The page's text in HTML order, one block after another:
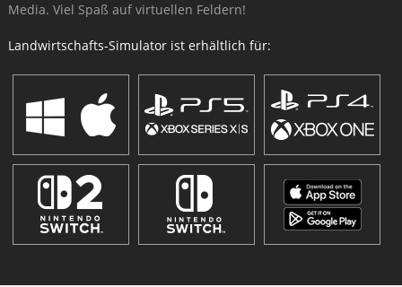
Media. Viel Spaß auf virtuellen Feldern!
Landwirtschafts-Simulator ist erhältlich für: